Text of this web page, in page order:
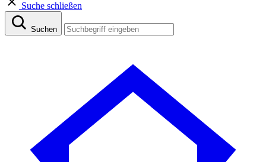
Suche schließen
Suchen